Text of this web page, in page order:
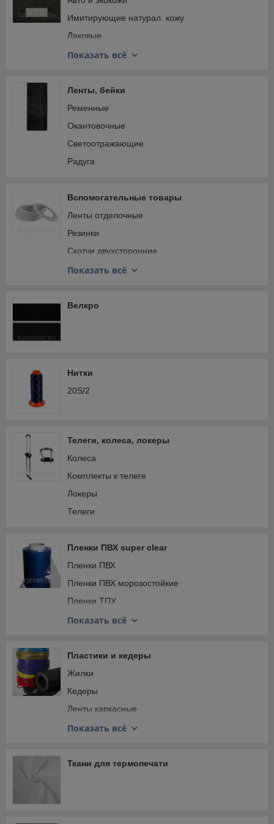
Имитирующие натурал. кожу
Лаковые
Отделочные
Двухсторонние
Экокожи\Микрофибра
Показать всё
Ленты, бейки
Ременные
Окантовочные
Светоотражающие
Радуга
Вспомогательные товары
Ленты отделочные
Резинки
Скотчи двухсторонние
Шнурки текстильные
Шнурки эластичные
Показать всё
Велкро
Нитки
20S/2
Телеги, колеса, локеры
Колеса
Комплекты к телеге
Локеры
Телеги
Пленки ПВХ super clear
Пленки ПВХ
Пленки ПВХ морозостойкие
Пленки ТПУ
Пленки ПВХ с просыпкой
Пленки ПВХ тонированные
Показать всё
Пластики и кедеры
Жилки
Кедеры
Ленты каркасные
Ленты подручников
Каркасы
Показать всё
Ткани для термопечати